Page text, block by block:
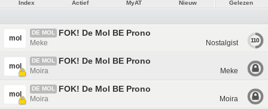
Index Actief MyAT Nieuw Gelezen
mol
DE MOL FOK! De Mol BE Prono
Meke Nostalgist 110
mol
DE MOL FOK! De Mol BE Prono
Moira Meke
mol
DE MOL FOK! De Mol BE Prono
Moira Moira